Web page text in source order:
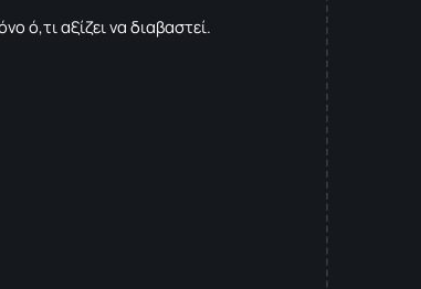
ό,τι αξίζει να διαβαστεί.